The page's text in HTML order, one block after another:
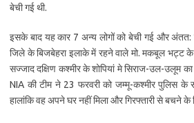
बेची गई थी.
इसके बाद यह कार 7 अन्य लोगों को बेची गई और अंतत:
जिले के बिजबेहरा इलाके में रहने वाले मो. मकबूल भट्ट
सज्जाद दक्षिण कश्मीर के शोपियां मे सिराज-उल-उलूम
NIA की टीम ने 23 फरवरी को जम्मू-कश्मीर पुलिस के
हालांकि वह अपने घर नहीं मिला और गिरफ्तारी से बचने के